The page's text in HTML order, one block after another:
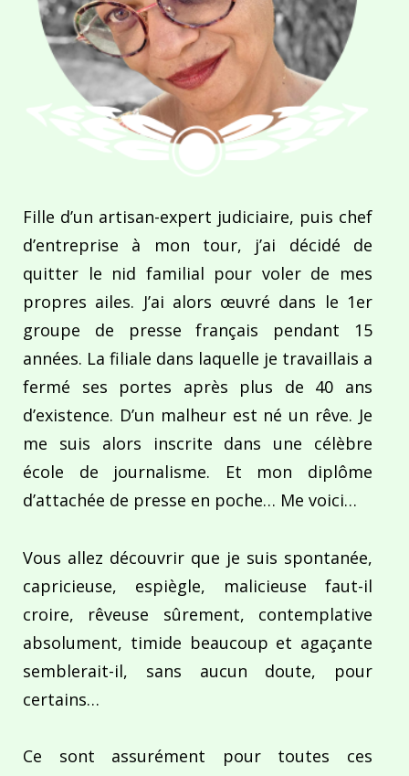
Fille d’un artisan-expert judiciaire, puis chef
d’entreprise à mon tour, j’ai décidé de
quitter le nid familial pour voler de mes
propres ailes. J’ai alors œuvré dans le 1er
groupe de presse français pendant 15
années. La filiale dans laquelle je travaillais a
fermé ses portes après plus de 40 ans
d’existence. D’un malheur est né un rêve. Je
me suis alors inscrite dans une célèbre
école de journalisme. Et mon diplôme
d’attachée de presse en poche… Me voici…
Vous allez découvrir que je suis spontanée,
capricieuse, espiègle, malicieuse faut-il
croire, rêveuse sûrement, contemplative
absolument, timide beaucoup et agaçante
semblerait-il, sans aucun doute, pour
certains…
Ce sont assurément pour toutes ces